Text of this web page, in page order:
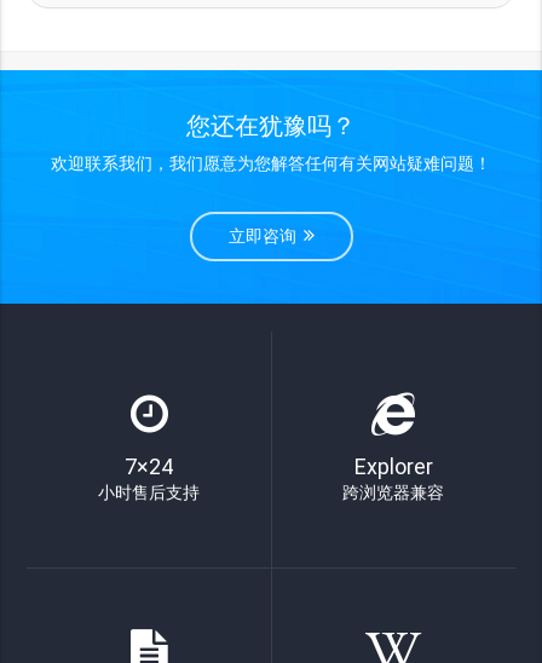
您还在犹豫吗？
欢迎联系我们，我们愿意为您解答任何有关网站疑难问题！
立即咨询
7×24
小时售后支持
Explorer
跨浏览器兼容